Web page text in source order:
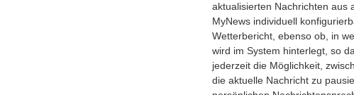
aktualisierten Nachrichten aus
MyNews individuell
Wetterbericht, ebenso ob, in
wird im System hinterlegt, so
jederzeit die Möglichkeit,
die aktuelle Nachricht zu